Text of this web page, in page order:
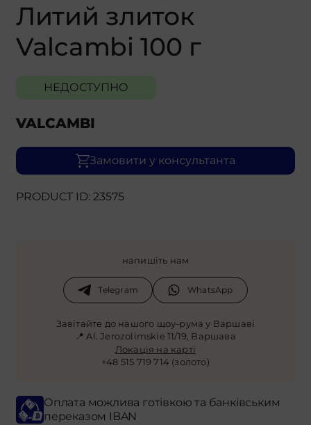
Литий злиток
Valcambi 100 г
НЕДОСТУПНО
VALCAMBI
Замовити у консультанта
PRODUCT ID: 23575
напишіть нам
Telegram WhatsApp
Завітайте до нашого щоу-рума у Варшаві
📍 Al. Jerozolimskie 11/19, Варшава
Локація на карті
+48 515 719 714 (золото)
Оплата можлива готівкою та банківським
переказом IBAN